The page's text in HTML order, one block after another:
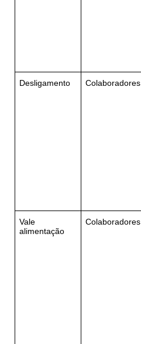
Desligamento
Colaboradores
Vale
alimentação
Colaboradores